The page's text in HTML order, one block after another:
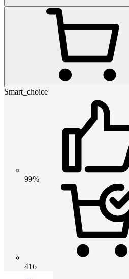
Smart_choice
99%
416